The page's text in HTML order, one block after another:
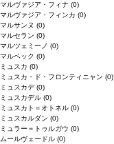
マルヴァジア・フィナ (0)
マルヴァジア・フィンカ (0)
マルサンヌ (0)
マルセラン (0)
マルツェミーノ (0)
マルベック (0)
ミュスカ (0)
ミュスカ・ド・フロンティニャン (0)
ミュスカデ(0)
ミュスカデル (0)
ミュスカト＝オトネル (0)
ミュスカルダン (0)
ミュラー＝トゥルガウ (0)
ムールヴェードル (0)